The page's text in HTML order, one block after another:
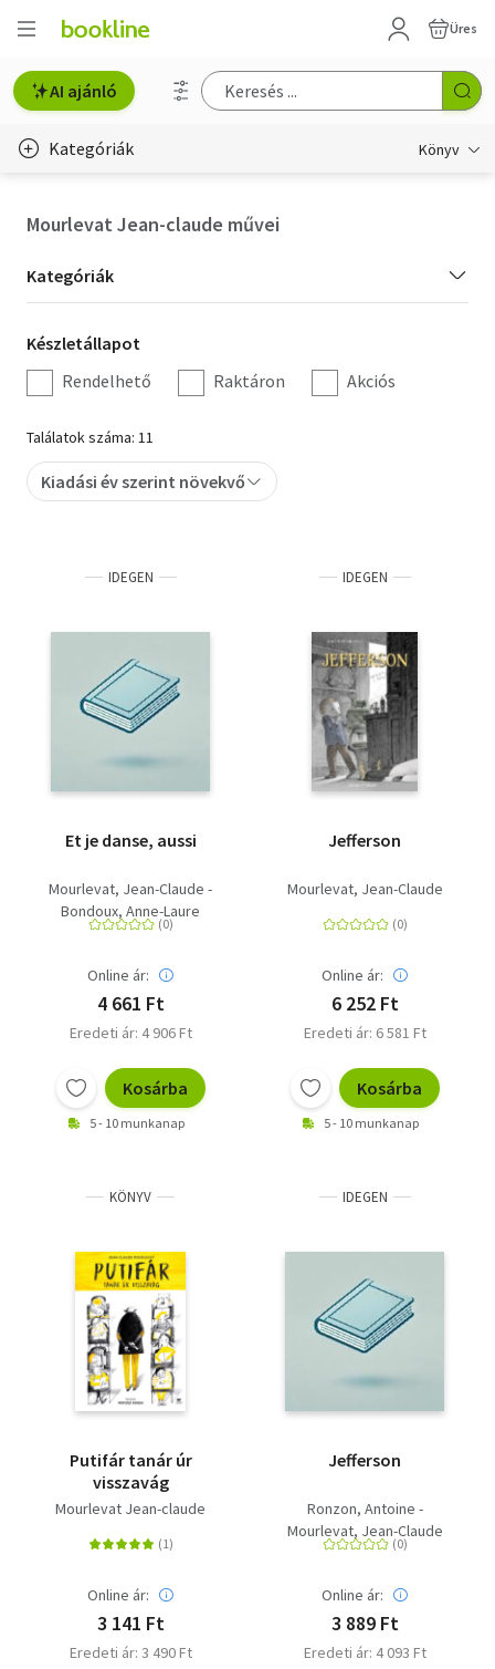
Üres
AI ajánló
Kategóriák Könyv
Hobbi, szabadidő
Irodalom
Művészet
Szakkönyv
Tankönyv, segédkönyv
Társadalomtudomány
Természettudomány
Történelem
Mourlevat Jean-claude művei
Kategória
szűrés
Kategóriák
Készletállapot
szűrés
Készletállapot
Rendelhető
Raktáron Akciós
Találatok száma: 11
Kiadási év szerint növekvő
IDEGEN
Et je danse, aussi
Mourlevat, Jean-Claude -
Bondoux, Anne-Laure
Online ár:
4 661 Ft
Eredeti ár: 4 906 Ft
Kosárba
5 - 10 munkanap
IDEGEN
Jefferson
Mourlevat, Jean-Claude
Online ár:
6 252 Ft
Eredeti ár: 6 581 Ft
Kosárba
5 - 10 munkanap
KÖNYV
Putifár tanár úr
visszavág
Mourlevat Jean-claude
Online ár:
3 141 Ft
Eredeti ár: 3 490 Ft
IDEGEN
Jefferson
Ronzon, Antoine -
Mourlevat, Jean-Claude
Online ár:
3 889 Ft
Eredeti ár: 4 093 Ft